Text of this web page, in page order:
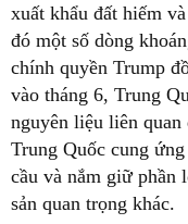
xuất khẩu đất hiếm
đó một số dòng
chính quyền Trump
vào tháng 6, Trung
nguyên liệu liên
Trung Quốc cung
cầu và nắm giữ phần
sản quan trọng khác.